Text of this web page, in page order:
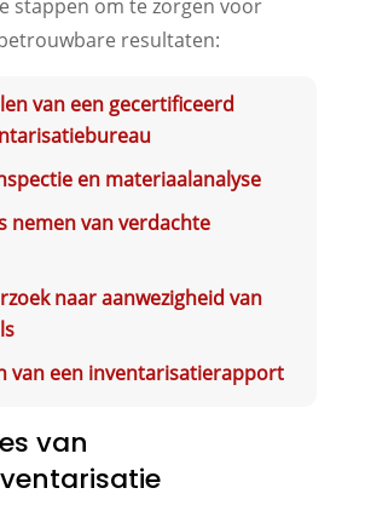
stappen om te zorgen voor
resultaten:
van een gecertificeerd
en materiaalanalyse
nemen van verdachte
naar aanwezigheid van
van een inventarisatierapport
van